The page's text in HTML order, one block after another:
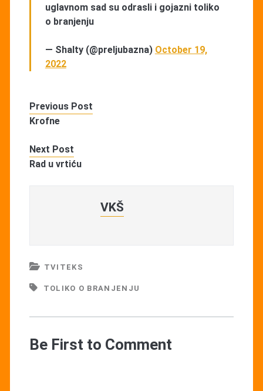
uglavnom sad su odrasli i gojazni toliko
o branjenju
— Shalty (@preljubazna) October 19,
2022
Previous Post
Krofne
Next Post
Rad u vrtiću
VKŠ
TVITEKS
TOLIKO O BRANJENJU
Be First to Comment